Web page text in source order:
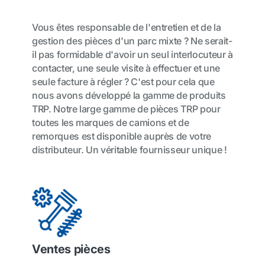
Vous êtes responsable de l'entretien et de la
gestion des pièces d'un parc mixte ? Ne serait-
il pas formidable d'avoir un seul interlocuteur à
contacter, une seule visite à effectuer et une
seule facture à régler ? C'est pour cela que
nous avons développé la gamme de produits
TRP. Notre large gamme de pièces TRP pour
toutes les marques de camions et de
remorques est disponible auprès de votre
distributeur. Un véritable fournisseur unique !
Ventes pièces